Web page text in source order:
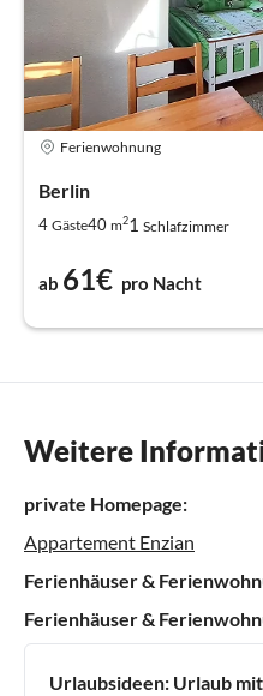
Ferienwohnung
Berlin
4 Gäste40 m21 Schlafzimmer
ab 61€ pro Nacht
Weitere
private Homepage:
Appartement Enzian
Ferienhäuser &
Ferienhäuser &
Urlaubsideen: Urlaub